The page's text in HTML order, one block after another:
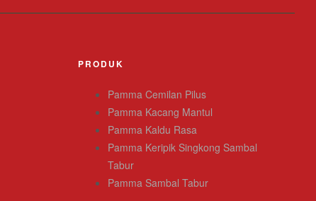
PRODUK
Pamma Cemilan Pilus
Pamma Kacang Mantul
Pamma Kaldu Rasa
Pamma Keripik Singkong Sambal
Tabur
Pamma Sambal Tabur